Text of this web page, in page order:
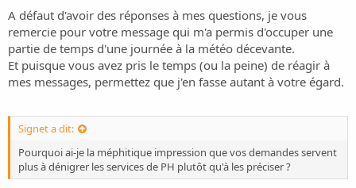
A défaut d'avoir des réponses à mes questions, je vous
remercie pour votre message qui m'a permis d'occuper une
partie de temps d'une journée à la météo décevante.
Et puisque vous avez pris le temps (ou la peine) de réagir à
mes messages, permettez que j'en fasse autant à votre égard.
Signet a dit:
Pourquoi ai-je la méphitique impression que vos demandes servent
plus à dénigrer les services de PH plutôt qu'à les préciser ?